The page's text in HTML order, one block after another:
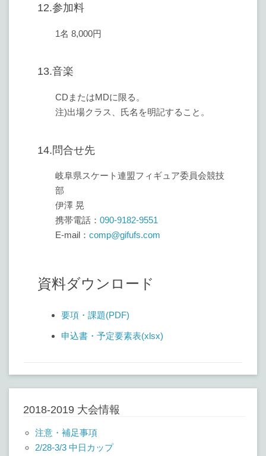
12.参加料
1名 8,000円
13.音楽
CDまたはMDに限る。
注)出場クラス、氏名を明記すること。
14.問合せ先
岐阜県スケート連盟フィギュア委員会競技
部
伊澤 晃
携帯電話： 090-9182-9551
E-mail： comp@gifufs.com
資料ダウンロード
要項・課題(PDF)
申込書・予定要素表(xlsx)
2018-2019 大会情報
注意・補足事項
2/28-3/3 中日カップ